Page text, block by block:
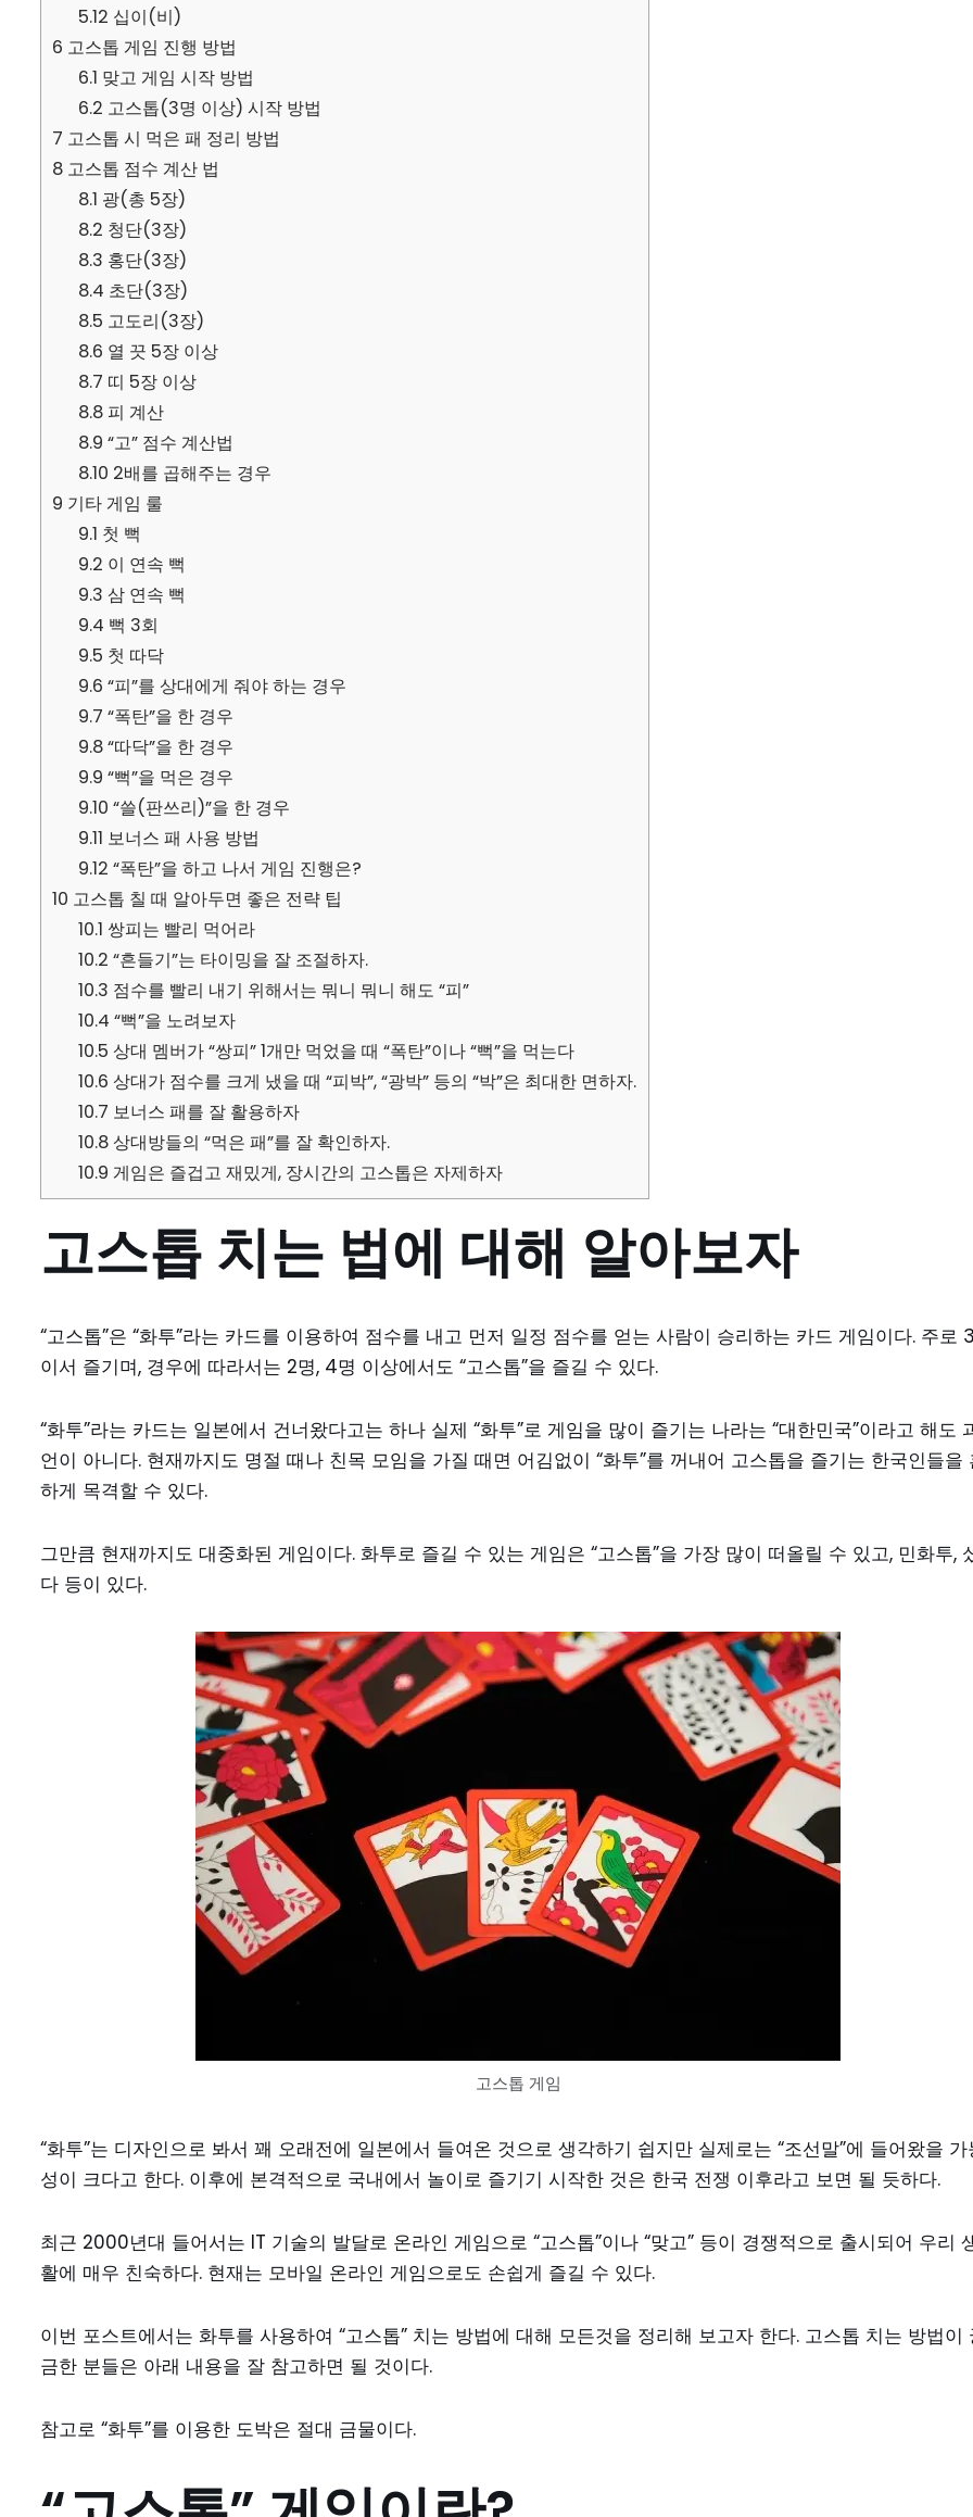
5.12 십이(비)
6 고스톱 게임 진행 방법
6.1 맞고 게임 시작 방법
6.2 고스톱(3명 이상) 시작 방법
7 고스톱 시 먹은 패 정리 방법
8 고스톱 점수 계산 법
8.1 광(총 5장)
8.2 청단(3장)
8.3 홍단(3장)
8.4 초단(3장)
8.5 고도리(3장)
8.6 열 끗 5장 이상
8.7 띠 5장 이상
8.8 피 계산
8.9 “고” 점수 계산법
8.10 2배를 곱해주는 경우
9 기타 게임 룰
9.1 첫 뻑
9.2 이 연속 뻑
9.3 삼 연속 뻑
9.4 뻑 3회
9.5 첫 따닥
9.6 “피”를 상대에게 줘야 하는 경우
9.7 “폭탄”을 한 경우
9.8“따닥”을 한 경우
9.9 “뻑”을 먹은 경우
9.10 “쓸(판쓰리)”을 한 경우
9.11 보너스 패 사용 방법
9.12 “폭탄”을 하고 나서 게임 진행은?
10 고스톱 칠 때 알아두면 좋은 전략 팁
10.1 쌍피는 빨리 먹어라
10.2 “흔들기”는 타이밍을 잘 조절하자.
10.3 점수를 빨리 내기 위해서는 뭐니 뭐니 해도 “피”
10.4 “뻑”을 노려보자
10.5 상대 멤버가 “쌍피” 1개만 먹었을 때 “폭탄”이나 “뻑”을 먹는다
10.6 상대가 점수를 크게 냈을 때 “피박”, “광박” 등의 “박”은 최대한 면하자.
10.7 보너스 패를 잘 활용하자
10.8상대방들의 “먹은 패”를 잘 확인하자.
10.9 게임은 즐겁고 재밌게, 장시간의 고스톱은 자제하자
고스톱 치는 법에 대해 알아보자
“고스톱”은 “화투”라는 카드를 이용하여 점수를 내고 먼저 일정 점수를 얻는 사람이 승리하는 카드 게임이다. 주로
이서 즐기며, 경우에 따라서는 2명, 4명 이상에서도 “고스톱”을 즐길 수 있다.
“화투”라는 카드는 일본에서 건너왔다고는 하나 실제 “화투”로 게임을 많이 즐기는 나라는 “대한민국”이라고 해도
언이 아니다. 현재까지도 명절 때나 친목 모임을 가질 때면 어김없이 “화투”를 꺼내어 고스톱을 즐기는 한국인들을
하게 목격할 수 있다.
그만큼 현재까지도 대중화된 게임이다. 화투로 즐길 수 있는 게임은 “고스톱”을 가장 많이 떠올릴 수 있고, 민화투,
다 등이 있다.
고스톱 게임
“화투”는 디자인으로 봐서 꽤 오래전에 일본에서 들여온 것으로 생각하기 쉽지만 실제로는 “조선말”에 들어왔을 가
성이 크다고 한다. 이후에 본격적으로 국내에서 놀이로 즐기기 시작한 것은 한국 전쟁 이후라고 보면 될 듯하다.
최근 2000년대 들어서는 IT 기술의 발달로 온라인 게임으로 “고스톱”이나 “맞고” 등이 경쟁적으로 출시되어 우리
활에 매우 친숙하다. 현재는 모바일 온라인 게임으로도 손쉽게 즐길 수 있다.
이번 포스트에서는 화투를 사용하여 “고스톱” 치는 방법에 대해 모든것을 정리해 보고자 한다. 고스톱 치는 방법이
금한 분들은 아래 내용을 잘 참고하면 될 것이다.
참고로 “화투”를 이용한 도박은 절대 금물이다.